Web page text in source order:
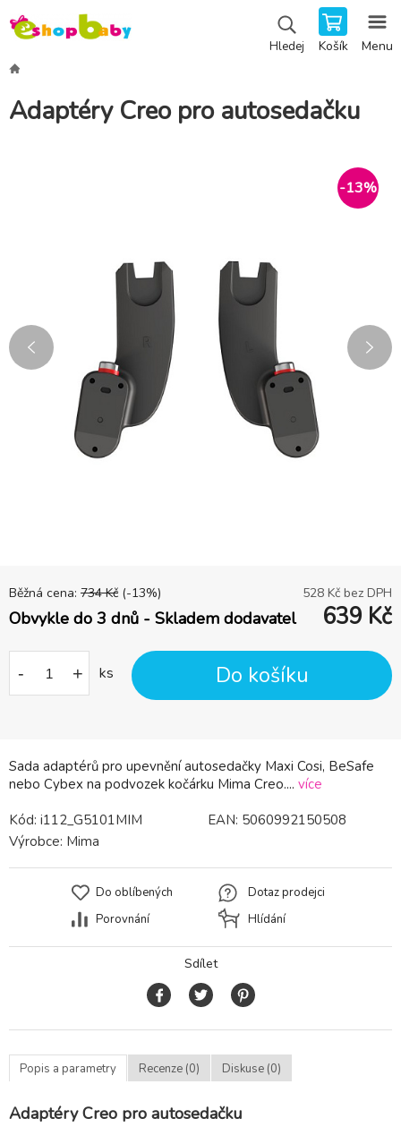
Hledej Košík Menu
Adaptéry Creo pro autosedačku
-13%
Sada adaptérů pro upevnění autosedačky Maxi Cosi, BeSafe
nebo Cybex na podvozek kočárku Mima Creo.... více
Běžná cena: 734 Kč (-13%) 528 Kč bez DPH
Obvykle do 3 dnů - Skladem dodavatel 639 Kč
- + ks Do košíku
Kód: i112_G5101MIM EAN: 5060992150508
Výrobce: Mima
Do oblíbených
Porovnání
Dotaz prodejci
Hlídání
Sdílet
Popis a parametry Recenze (0) Diskuse (0)
Adaptéry Creo pro autosedačku